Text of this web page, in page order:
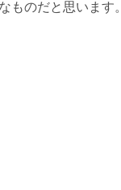
ものだと思います